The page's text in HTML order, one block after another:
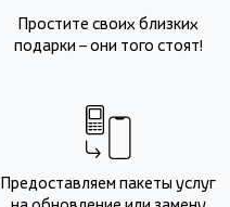
Простите своих близких
подарки – они того стоят!
Предоставляем пакеты услуг